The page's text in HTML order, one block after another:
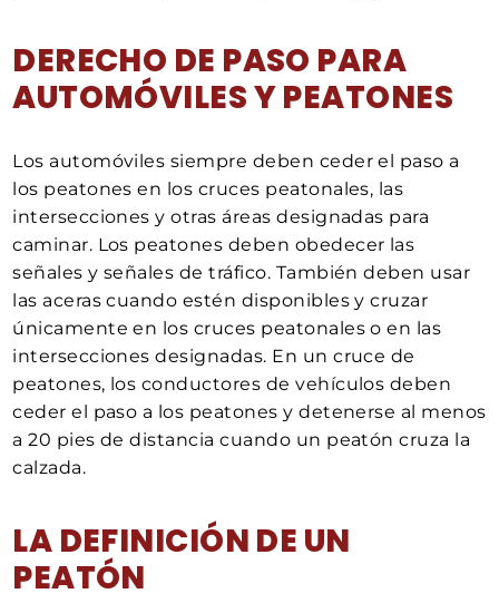
DERECHO DE PASO PARA
AUTOMÓVILES Y PEATONES
Los automóviles siempre deben ceder el paso a
los peatones en los cruces peatonales, las
intersecciones y otras áreas designadas para
caminar. Los peatones deben obedecer las
señales y señales de tráfico. También deben usar
las aceras cuando estén disponibles y cruzar
únicamente en los cruces peatonales o en las
intersecciones designadas. En un cruce de
peatones, los conductores de vehículos deben
ceder el paso a los peatones y detenerse al menos
a 20 pies de distancia cuando un peatón cruza la
calzada.
LA DEFINICIÓN DE UN
PEATÓN